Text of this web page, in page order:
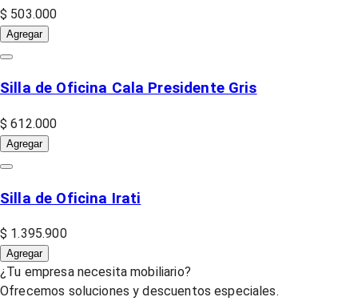
$ 503.000
Agregar
Silla de Oficina Cala Presidente Gris
$ 612.000
Agregar
Silla de Oficina Irati
$ 1.395.900
Agregar
¿Tu empresa necesita mobiliario?
Ofrecemos soluciones y descuentos especiales.